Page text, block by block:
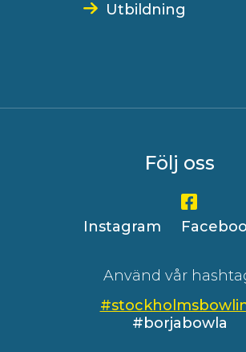
Utbildning
Följ oss
Instagram
Använd vår
#borjabowla